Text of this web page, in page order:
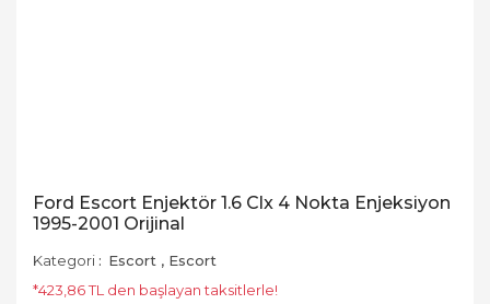
Ford Escort Enjektör 1.6 Clx 4 Nokta Enjeksiyon
1995-2001 Orijinal
Kategori Escort , Escort
*423,86 TL den başlayan taksitlerle!